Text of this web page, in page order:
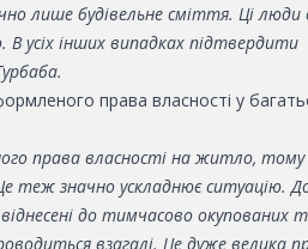
лише будівельне сміття. Ці
усіх інших випадках підтвердити
права власності у
права власності на житло, тому
теж значно ускладнює ситуацію.
до тимчасово окупованих
взагалі. Це дуже велика